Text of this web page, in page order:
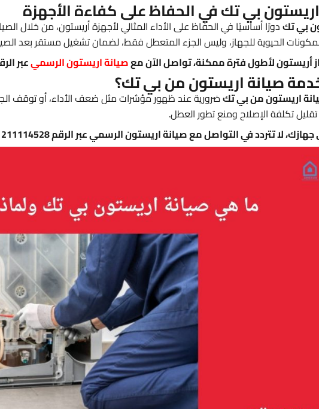
بي تك في الحفاظ على كفاءة الأجهزة
بي تكدورًا أساسيًا في الحفاظ على الأداء المثالي لأجهزة أريستون، من خلال
الحيوية للجهاز، وليس الجزء المتعطل فقط، لضمان تشغيل مستقر بعد
أريستون لأطول فترة ممكنة، تواصل الآن معصيانة اريستون الرسميعبر الرقم
صيانة اريستون من بي تك؟
اريستون من بي تكضرورية عند ظهور مؤشرات مثل ضعف الأداء، أو توقف
تكلفة الإصلاح ومنع تطور العطل.
في التواصل مع صيانة اريستون الرسمي عبر الرقم 01211114528 لحجز زيارة فنية في الوقت المناسب.